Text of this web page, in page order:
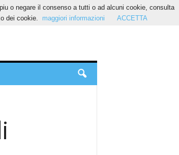
o negare il consenso a tutti o ad alcuni cookie, consulta
dei cookie.
maggiori informazioni ACCETTA